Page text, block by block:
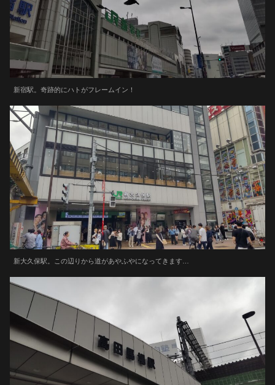
新宿駅。奇跡的にハトがフレームイン！
新大久保駅。この辺りから道があやふやになってきます…